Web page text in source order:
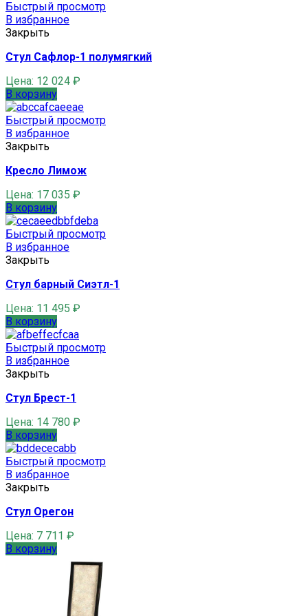
Быстрый просмотр
В избранное
Закрыть
Стул Сафлор-1 полумягкий
Цена: 12 024 ₽
В корзину
Быстрый просмотр
В избранное
Закрыть
Кресло Лимож
Цена: 17 035 ₽
В корзину
Быстрый просмотр
В избранное
Закрыть
Стул барный Сиэтл-1
Цена: 11 495 ₽
В корзину
Быстрый просмотр
В избранное
Закрыть
Стул Брест-1
Цена: 14 780 ₽
В корзину
Быстрый просмотр
В избранное
Закрыть
Стул Орегон
Цена: 7 711 ₽
В корзину